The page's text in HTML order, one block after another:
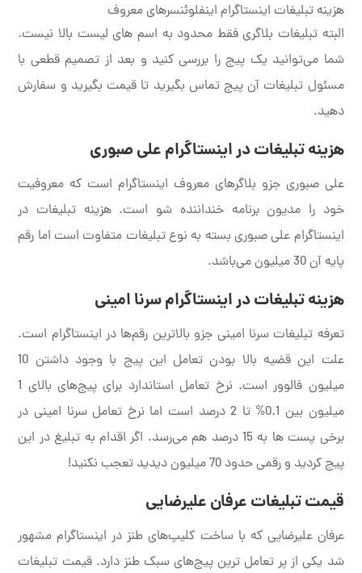
هزینه تبلیغات اینستاگرام اینفلوئنسرهای معروف
البته تبلیغات بلاگری فقط محدود به اسم های لیست بالا نیست.
شما می‌توانید یک پیج را بررسی کنید و بعد از تصمیم قطعی با
مسئول تبلیغات آن پیج تماس بگیرید تا قیمت بگیرید و سفارش
دهید.
هزینه تبلیغات در اینستاگرام علی صبوری
علی صبوری جزو بلاگرهای معروف اینستاگرام است که معروفیت
خود را مدیون برنامه خنداننده شو است. هزینه تبلیغات در
اینستاگرام علی صبوری بسته به نوع تبلیغات متفاوت است اما رقم
پایه آن 30 میلیون می‌باشد.
هزینه تبلیغات در اینستاگرام سرنا امینی
تعرفه تبلیغات سرنا امینی جزو بالاترین رقم‌ها در اینستاگرام است.
علت این قضیه بالا بودن تعامل این پیج با وجود داشتن 10
میلیون فالوور است. نرخ تعامل استاندارد برای پیج‌های بالای 1
میلیون بین 0.1% تا 2 درصد است اما نرخ تعامل سرنا امینی در
برخی پست ها به 15 درصد هم می‌رسد. اگر اقدام به تبلیغ در این
پیج کردید و رقمی حدود 70 میلیون دیدید تعجب نکنید!
قیمت تبلیغات عرفان علیرضایی
عرفان علیرضایی که با ساخت کلیپ‌های طنز در اینستاگرام مشهور
شد یکی از پر تعامل ترین پیج‌های سبک طنز دارد. قیمت تبلیغات